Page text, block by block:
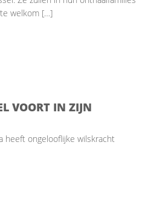
welkom […]
VOORT IN ZIJN
heeft ongelooflijke wilskracht